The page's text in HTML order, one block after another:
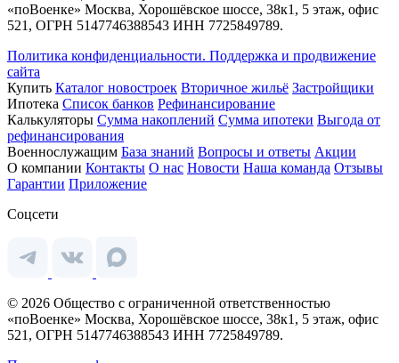
«поВоенке» Москва, Хорошёвское шоссе, 38к1, 5 этаж, офис
521, ОГРН 5147746388543 ИНН 7725849789.
Политика конфиденциальности. Поддержка и продвижение
сайта
Купить Каталог новостроек Вторичное жильё Застройщики
Ипотека Список банков Рефинансирование
Калькуляторы Сумма накоплений Сумма ипотеки Выгода от
рефинансирования
Военнослужащим База знаний Вопросы и ответы Акции
О компании Контакты О нас Новости Наша команда Отзывы
Гарантии Приложение
Соцсети
© 2026 Общество с ограниченной ответственностью
«поВоенке» Москва, Хорошёвское шоссе, 38к1, 5 этаж, офис
521, ОГРН 5147746388543 ИНН 7725849789.